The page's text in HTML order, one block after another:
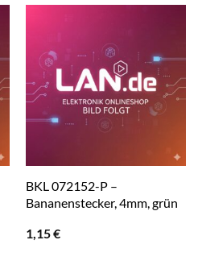
BKL 072152-P –
Bananenstecker, 4mm, grün
1,15€